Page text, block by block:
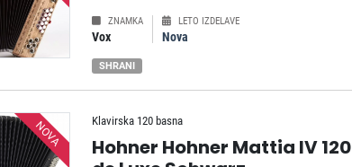
ZNAMKA
Vox
LETO IZDELAVE
Nova
SHRANI
NOVA Klavirska 120 basna
Hohner Hohner Mattia IV 120